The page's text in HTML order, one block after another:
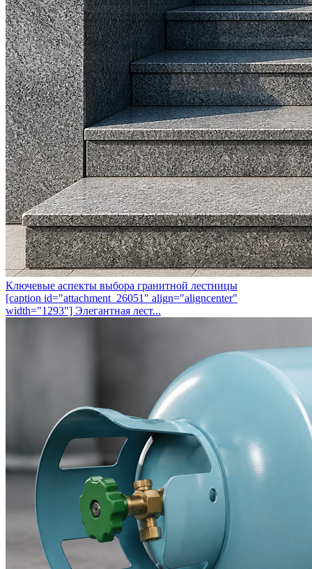
Ключевые аспекты выбора гранитной лестницы
[caption id="attachment_26051" align="aligncenter"
width="1293"] Элегантная лест...